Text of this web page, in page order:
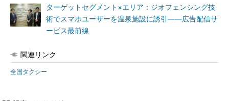
ターゲットセグメント×エリア：ジオフェンシング技
術でスマホユーザーを温泉施設に誘引――広告配信サ
ービス最前線
関連リンク
全国タクシー